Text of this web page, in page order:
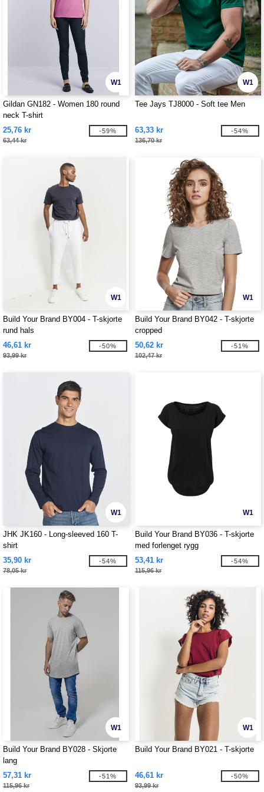
W1
Gildan GN182 - Women 180 round
neck T-shirt
25,76 kr
63,44 kr
-59%
W1
Tee Jays TJ8000 - Soft tee Men
63,33 kr
136,70 kr
-54%
W1
Build Your Brand BY004 - T-skjorte
rund hals
46,61 kr
93,99 kr
-50%
W1
Build Your Brand BY042 - T-skjorte
cropped
50,62 kr
102,47 kr
-51%
W1
JHK JK160 - Long-sleeved 160 T-
shirt
35,90 kr
78,05 kr
-54%
W1
Build Your Brand BY036 - T-skjorte
med forlenget rygg
53,41 kr
115,96 kr
-54%
W1
Build Your Brand BY028 - Skjorte
lang
57,31 kr
115,96 kr
-51%
W1
Build Your Brand BY021 - T-skjorte
46,61 kr
93,99 kr
-50%